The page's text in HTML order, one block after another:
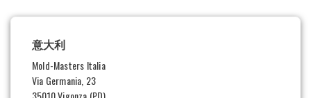
意大利
Mold-Masters Italia
Via Germania, 23